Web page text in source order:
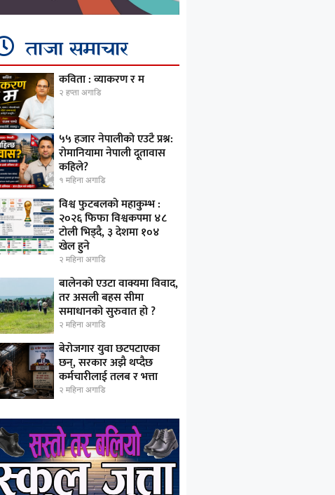
ताजा समाचार
कविता : व्याकरण र म
२ हप्ता अगाडि
५५ हजार नेपालीको एउटै प्रश्न:
रोमानियामा नेपाली दूतावास
कहिले?
१ महिना अगाडि
विश्व फुटबलको महाकुम्भ :
२०२६ फिफा विश्वकपमा ४८
टोली भिड्दै, ३ देशमा १०४
खेल हुने
२ महिना अगाडि
बालेनको एउटा वाक्यमा विवाद,
तर असली बहस सीमा
समाधानको सुरुवात हो ?
२ महिना अगाडि
बेरोजगार युवा छटपटाएका
छन्, सरकार अझै थप्दैछ
कर्मचारीलाई तलब र भत्ता
२ महिना अगाडि